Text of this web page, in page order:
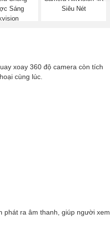
Sáng
Siêu Nét
xoay 360 độ camera còn tích
cùng lúc.
tiên tiến, camera Hikvision
phát ra âm thanh, giúp người xem